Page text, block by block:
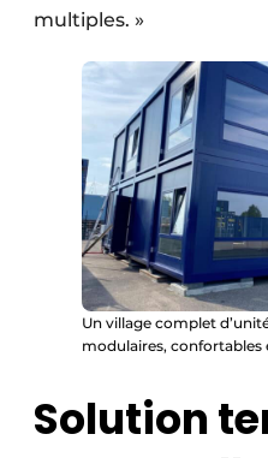
multiples. »
Un village complet
modulaires, confortables
Solution